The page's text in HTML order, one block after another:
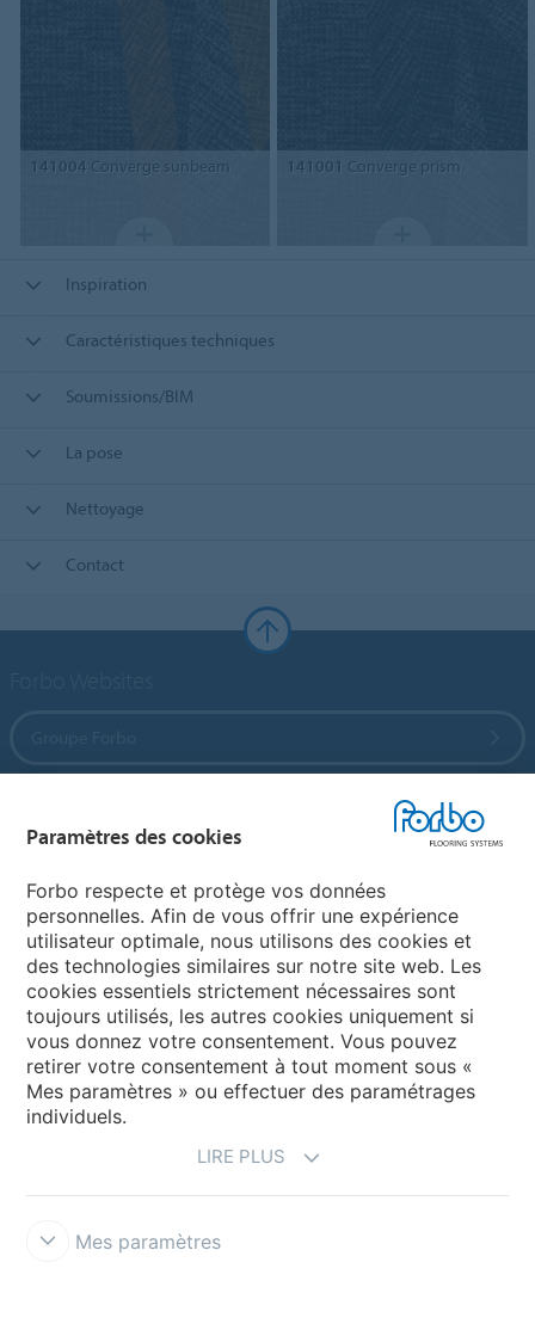
141004 Converge sunbeam 141001 Converge prism
Inspiration
Caractéristiques techniques
Soumissions/BIM
La pose
Nettoyage
Contact
Selectionnez un pays
Sélectionnez votre pays
Paramètres des cookies
Forbo respecte et protège vos données
personnelles. Afin de vous offrir une expérience
utilisateur optimale, nous utilisons des cookies et
des technologies similaires sur notre site web. Les
cookies essentiels strictement nécessaires sont
toujours utilisés, les autres cookies uniquement si
vous donnez votre consentement. Vous pouvez
retirer votre consentement à tout moment sous «
Mes paramètres » ou effectuer des paramétrages
individuels.
LIRE PLUS
Mes paramètres